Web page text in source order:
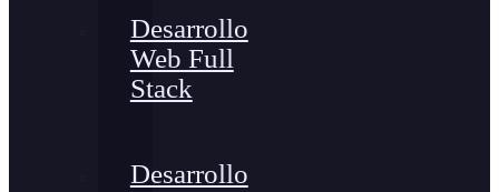
Desarrollo
Web Full
Stack
Desarrollo